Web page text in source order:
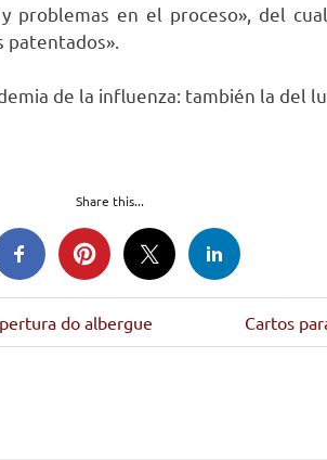
problemas en el proceso», del
de la influenza: también la del
Share this...
do albergue
Siguiente
entrada:
Cartos